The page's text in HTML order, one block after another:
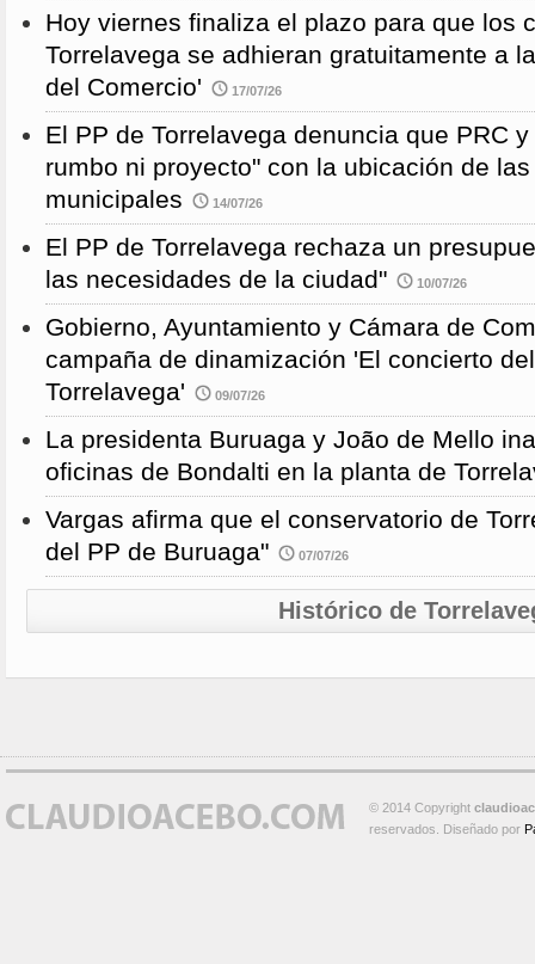
Hoy viernes finaliza el plazo para que los
Torrelavega se adhieran gratuitamente a
del Comercio'
17/07/26
El PP de Torrelavega denuncia que PRC
rumbo ni proyecto" con la ubicación de
municipales
14/07/26
El PP de Torrelavega rechaza un
las necesidades de la ciudad"
10/07/26
Gobierno, Ayuntamiento y Cámara de
campaña de dinamización 'El concierto
Torrelavega'
09/07/26
La presidenta Buruaga y João de Mello
oficinas de Bondalti en la planta de
Vargas afirma que el conservatorio de
del PP de Buruaga"
07/07/26
Histórico de
© 2014 Copyright
reservados. Diseñado por